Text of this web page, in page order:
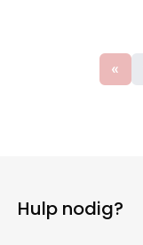
«
Hulp nodig?